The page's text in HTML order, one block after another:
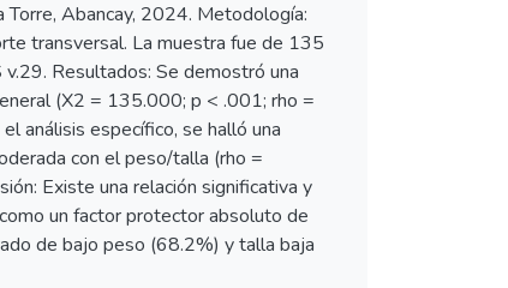
Abancay, 2024. Metodología:
transversal. La muestra fue de 135
Resultados: Se demostró una
(X2 = 135.000; p < .001; rho =
análisis específico, se halló una
con el peso/talla (rho =
Existe una relación significativa y
un factor protector absoluto de
de bajo peso (68.2%) y talla baja